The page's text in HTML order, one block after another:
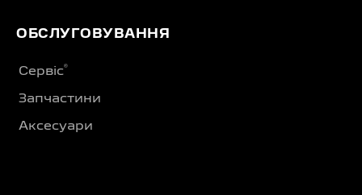
ОБСЛУГОВУВАННЯ
Сервіс®
Запчастини
Аксесуари